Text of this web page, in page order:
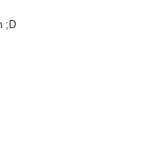
;D